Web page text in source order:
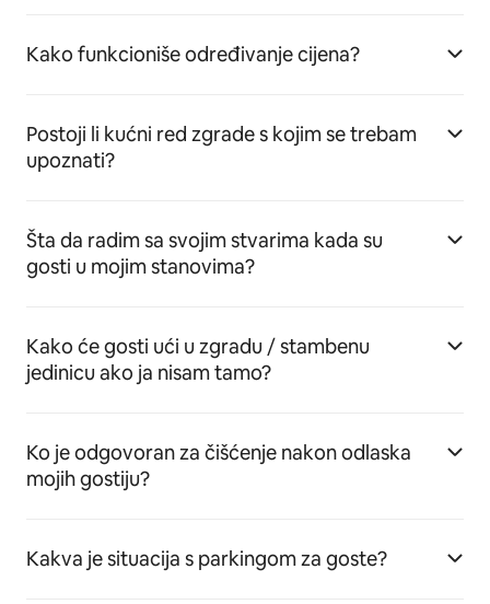
Kako funkcioniše određivanje cijena?
Postoji li kućni red zgrade s kojim se trebam
upoznati?
Šta da radim sa svojim stvarima kada su
gosti u mojim stanovima?
Kako će gosti ući u zgradu / stambenu
jedinicu ako ja nisam tamo?
Ko je odgovoran za čišćenje nakon odlaska
mojih gostiju?
Kakva je situacija s parkingom za goste?